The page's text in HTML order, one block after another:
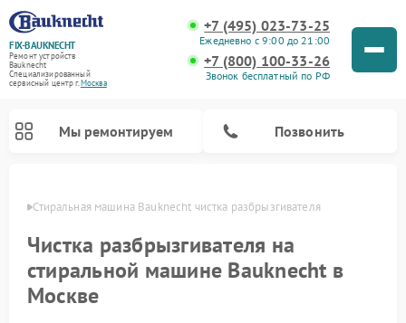
FIX-BAUKNECHT
Ремонт устройств
Bauknecht
Специализированный
cервисный центр г.Москва
+7 (495) 023-73-25
Ежедневно с 9:00 до 21:00
+7 (800) 100-33-26
Звонок бесплатный по РФ
Мы ремонтируем Позвонить
Стиральная машина Bauknecht чистка разбрызгивателя
Чистка разбрызгивателя на
стиральной машине Bauknecht в
Москве